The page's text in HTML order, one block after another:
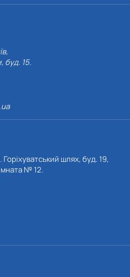
буд. 15.
Горіхуватський шлях, буд. 19,
№ 12.